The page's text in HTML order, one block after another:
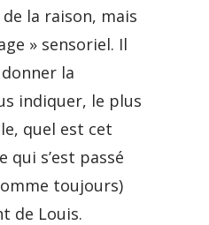
de la raison, mais
» sensoriel. Il
la
indiquer, le plus
quel est cet
qui s’est passé
toujours)
de Louis.